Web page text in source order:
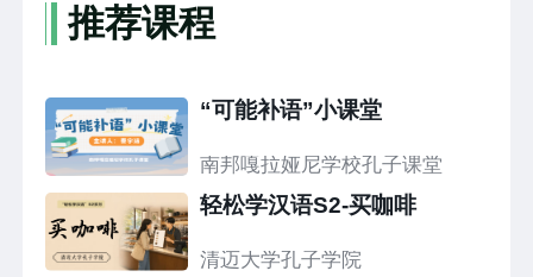
推荐课程
“可能补语”小课堂
南邦嘎拉娅尼学校孔子课堂
轻松学汉语S2-买咖啡
清迈大学孔子学院